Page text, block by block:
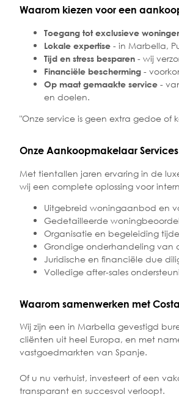
Waarom kiezen voor een
Toegang tot exclusieve
Lokale expertise - in Marbella,
Tijd en stress besparen - wij
Financiële bescherming -
Op maat gemaakte service -
en doelen.
"Onze service is geen extra gedoe of
Onze Aankoopmakelaar Services
Met tientallen jaren ervaring in de
wij een complete oplossing voor
Uitgebreid woningaanbod en
Gedetailleerde
Organisatie en begeleiding
Grondige onderhandeling van
Juridische en financiële due
Volledige after-sales
Waarom samenwerken met
Wij zijn een in Marbella gevestigd
cliënten uit heel Europa, en met
vastgoedmarkten van Spanje.
Of u nu verhuist, investeert of een
transparant en succesvol verloopt.